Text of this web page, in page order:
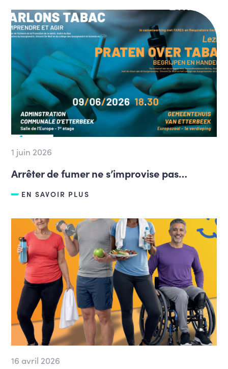
1 juin 2026
Arrêter de fumer ne s’improvise pas…
EN SAVOIR PLUS
16 avril 2026